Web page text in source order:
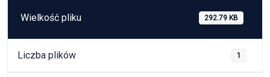
Wielkość pliku 292.79 KB
Liczba plików 1